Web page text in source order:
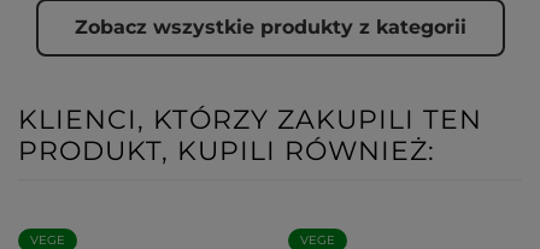
Zobacz wszystkie produkty z kategorii
KLIENCI, KTÓRZY ZAKUPILI TEN
PRODUKT, KUPILI RÓWNIEŻ:
VEGE VEGE